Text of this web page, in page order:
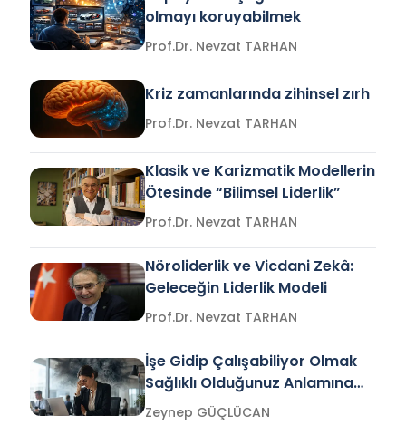
olmayı koruyabilmek
Prof.Dr. Nevzat TARHAN
Kriz zamanlarında zihinsel zırh
Prof.Dr. Nevzat TARHAN
Klasik ve Karizmatik Modellerin
Ötesinde “Bilimsel Liderlik”
Prof.Dr. Nevzat TARHAN
Nöroliderlik ve Vicdani Zekâ:
Geleceğin Liderlik Modeli
Prof.Dr. Nevzat TARHAN
İşe Gidip Çalışabiliyor Olmak
Sağlıklı Olduğunuz Anlamına
Gelir mi?Zeynep GÜÇLÜCAN